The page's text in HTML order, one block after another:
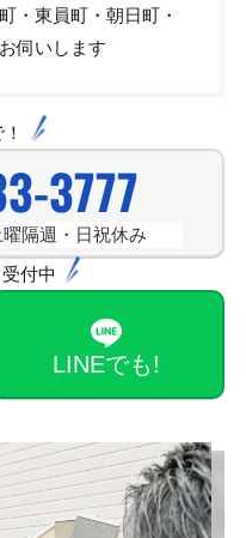
・東員町・朝日町・
伺いします
3777
隔週・日祝休み
付中
LINEでも!